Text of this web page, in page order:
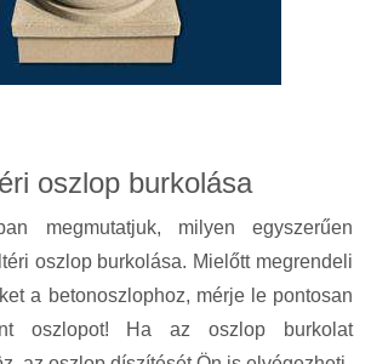
oszlop burkolása
megmutatjuk, milyen egyszerűen
oszlop burkolása. Mielőtt megrendeli
a betonoszlophoz, mérje le pontosan
oszlopot! Ha az oszlop burkolat